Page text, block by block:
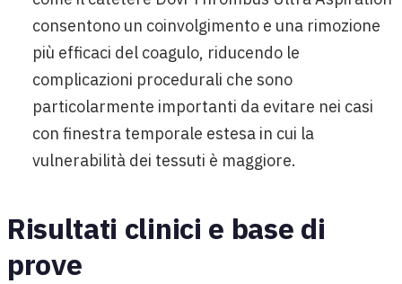
consentono un coinvolgimento e una rimozione
più efficaci del coagulo, riducendo le
complicazioni procedurali che sono
particolarmente importanti da evitare nei casi
con finestra temporale estesa in cui la
vulnerabilità dei tessuti è maggiore.
Risultati clinici e base di
prove